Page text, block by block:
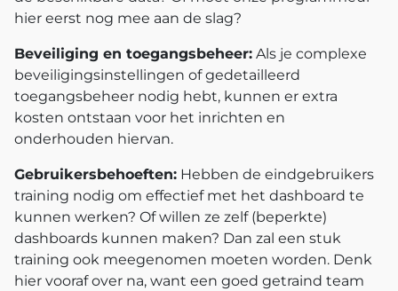
hier eerst nog mee aan de slag?
Beveiliging en toegangsbeheer: Als je complexe
beveiligingsinstellingen of gedetailleerd
toegangsbeheer nodig hebt, kunnen er extra
kosten ontstaan voor het inrichten en
onderhouden hiervan.
Gebruikersbehoeften: Hebben de eindgebruikers
training nodig om effectief met het dashboard te
kunnen werken? Of willen ze zelf (beperkte)
dashboards kunnen maken? Dan zal een stuk
training ook meegenomen moeten worden. Denk
hier vooraf over na, want een goed getraind team